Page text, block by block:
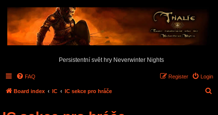
Persistentní svět hry Neverwinter Nights
FAQ Login
Register
Board index IC IC sekce pro hráče